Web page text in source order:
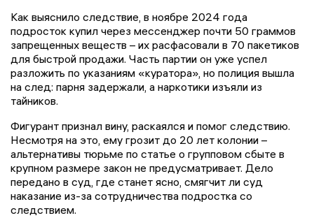
Как выяснило следствие, в ноябре 2024 года
подросток купил через мессенджер почти 50 граммов
запрещенных веществ – их расфасовали в 70 пакетиков
для быстрой продажи. Часть партии он уже успел
разложить по указаниям «куратора», но полиция вышла
на след: парня задержали, а наркотики изъяли из
тайников.
Фигурант признал вину, раскаялся и помог следствию.
Несмотря на это, ему грозит до 20 лет колонии –
альтернативы тюрьме по статье о групповом сбыте в
крупном размере закон не предусматривает. Дело
передано в суд, где станет ясно, смягчит ли суд
наказание из-за сотрудничества подростка со
следствием.